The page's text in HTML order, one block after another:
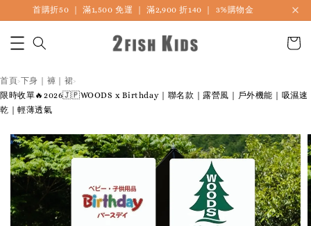
首購折50 ｜ 滿1,500 免運 ｜ 滿2,900 折140 ｜ 3%購物金
🎏 LINE海外連線社團開放加入中
首頁›下身｜褲｜裙›
限時收單🔥2026🇯🇵WOODS x Birthday｜聯名款｜露營風｜戶外機能｜吸濕速
乾｜輕薄透氣